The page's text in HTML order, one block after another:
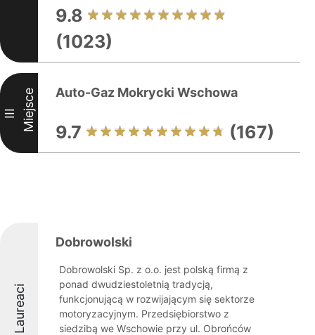
9.8
(1023)
III Miejsce Auto-Gaz Mokrycki Wschowa
9.7 (167)
Laureaci
Dobrowolski
Dobrowolski Sp. z o.o. jest polską firmą z
ponad dwudziestoletnią tradycją,
funkcjonującą w rozwijającym się sektorze
motoryzacyjnym. Przedsiębiorstwo z
siedzibą we Wschowie przy ul. Obrońców